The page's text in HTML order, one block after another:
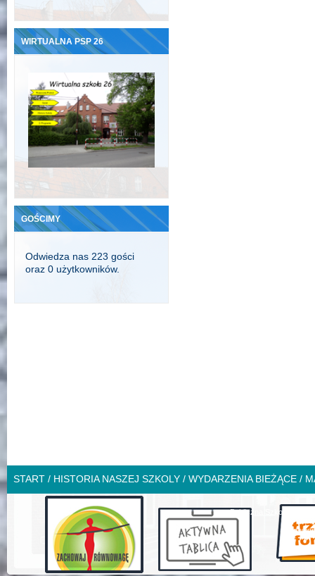
WIRTUALNA PSP 26
GOŚCIMY
Odwiedza nas 223 gości
oraz 0 użytkowników.
START / HISTORIA NASZEJ SZKOLY / WYDARZENIA BIEŻĄCE /
Publiczna Szkoła